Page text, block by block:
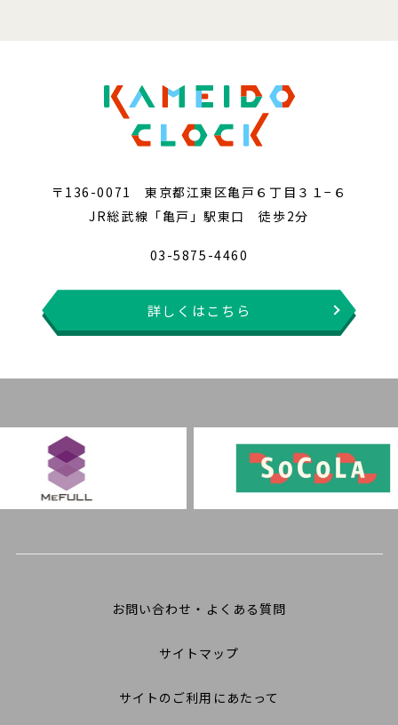
〒136-0071 東京都江東区亀戸６丁目３１−６
JR総武線「亀戸」駅東口 徒歩2分
03-5875-4460
詳しくはこちら
お問い合わせ・よくある質問
サイトマップ
サイトのご利用にあたって